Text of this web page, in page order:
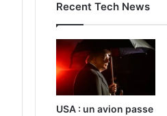
Recent Tech News
USA : un avion passe